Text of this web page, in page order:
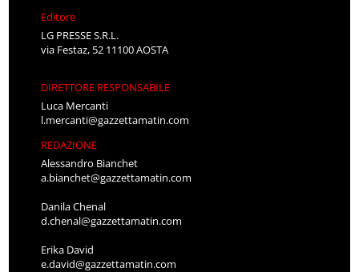
Editore
LG PRESSE S.R.L.
via Festaz, 52 11100 AOSTA
DIRETTORE RESPONSABILE
Luca Mercanti
l.mercanti@gazzettamatin.com
REDAZIONE
Alessandro Bianchet
a.bianchet@gazzettamatin.com
Danila Chenal
d.chenal@gazzettamatin.com
Erika David
e.david@gazzettamatin.com